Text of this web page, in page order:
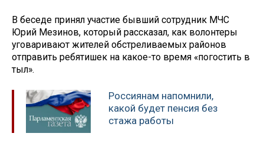
В беседе принял участие бывший сотрудник МЧС
Юрий Мезинов, который рассказал, как волонтеры
уговаривают жителей обстреливаемых районов
отправить ребятишек на какое-то время «погостить в
тыл».
Россиянам напомнили,
какой будет пенсия без
стажа работы